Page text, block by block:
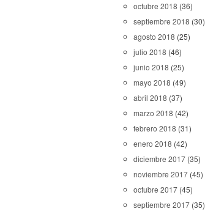
octubre 2018 (36)
septiembre 2018 (30)
agosto 2018 (25)
julio 2018 (46)
junio 2018 (25)
mayo 2018 (49)
abril 2018 (37)
marzo 2018 (42)
febrero 2018 (31)
enero 2018 (42)
diciembre 2017 (35)
noviembre 2017 (45)
octubre 2017 (45)
septiembre 2017 (35)